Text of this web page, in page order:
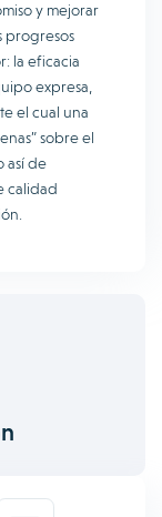
y mejorar
progresos
la eficacia
expresa,
el cual una
sobre el
así de
calidad